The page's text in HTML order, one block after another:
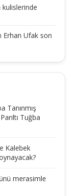
kulislerinde
Erhan Ufak son
Tanınmış
Tuğba
Kalebek
merasimle